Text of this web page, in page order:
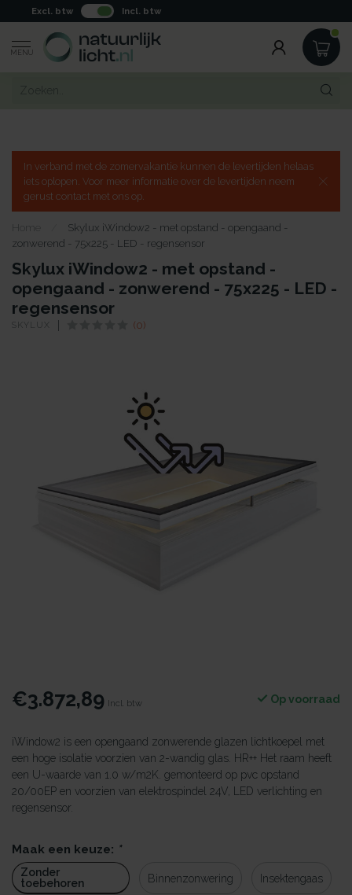
Excl. btw Incl. btw
MENU
In verband met de zomervakantie kunnen de levertijden helaas
iets oplopen. Voor meer informatie over de levertijden neem
gerust contact met ons op.
Home
Skylux iWindow2 - met opstand - opengaand -
zonwerend - 75x225 - LED - regensensor
Skylux iWindow2 - met opstand -
opengaand - zonwerend - 75x225 - LED -
regensensor
SKYLUX (0)
€3.872,89 Incl. btw Op voorraad
iWindow2 is een opengaand zonwerende glazen lichtkoepel met
een hoge isolatie voorzien van 2-wandig glas. HR++ Het raam heeft
een U-waarde van 1.0 w/m2K. gemonteerd op pvc opstand
20/00EP en voorzien van elektrospindel 24V, LED verlichting en
regensensor.
Maak een keuze: *
Zonder
toebehoren
Binnenzonwering Insektengaas